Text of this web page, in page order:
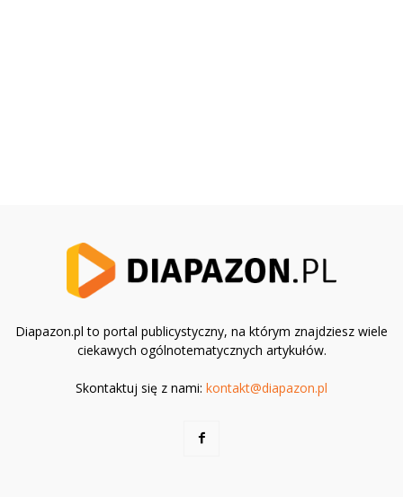
Diapazon.pl to portal publicystyczny, na którym znajdziesz wiele
ciekawych ogólnotematycznych artykułów.
Skontaktuj się z nami: kontakt@diapazon.pl